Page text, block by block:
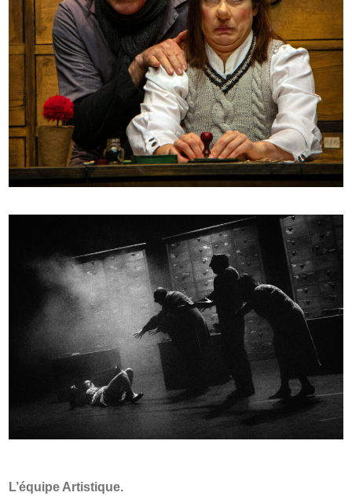
L’équipe Artistique.